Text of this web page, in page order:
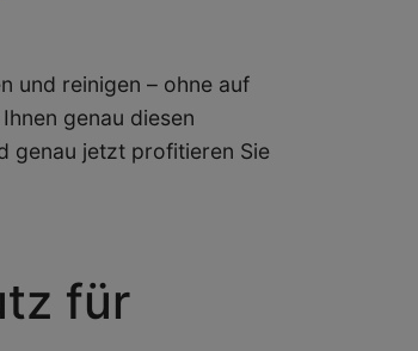
und reinigen – ohne auf
genau diesen
genau jetzt profitieren Sie
für